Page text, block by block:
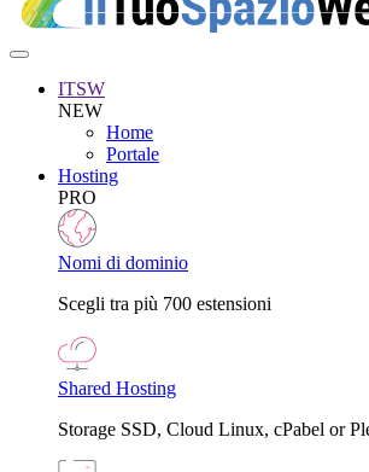
ITSW
NEW
Home
Portale
Hosting
PRO
Nomi di dominio
Scegli tra più 700 estensioni
Shared Hosting
Storage SSD, Cloud Linux, cPabel or